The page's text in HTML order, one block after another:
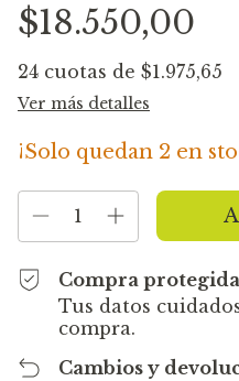
$18.550,00
24 cuotas de $1.975,65
Ver más detalles
¡Solo quedan 2 en
Compra protegida
Tus datos
compra.
Cambios y